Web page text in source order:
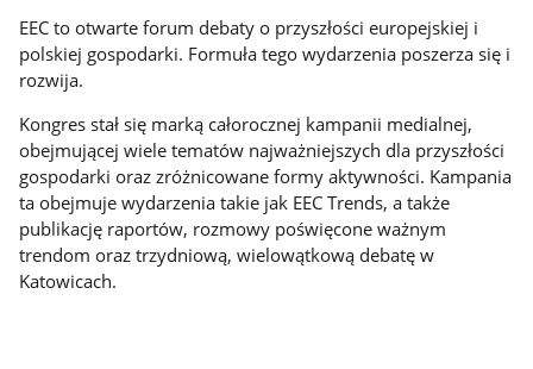
EEC to otwarte forum debaty o przyszłości europejskiej i
polskiej gospodarki. Formuła tego wydarzenia poszerza się i
rozwija.
Kongres stał się marką całorocznej kampanii medialnej,
obejmującej wiele tematów najważniejszych dla przyszłości
gospodarki oraz zróżnicowane formy aktywności. Kampania
ta obejmuje wydarzenia takie jak EEC Trends, a także
publikację raportów, rozmowy poświęcone ważnym
trendom oraz trzydniową, wielowątkową debatę w
Katowicach.